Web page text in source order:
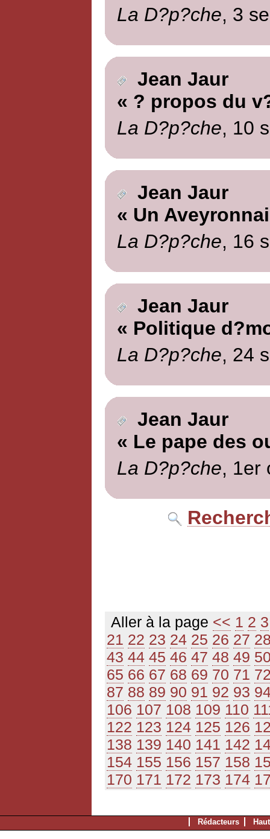
La D?p?che, 3
Jean Jaur
« ? propos du
La D?p?che, 10
Jean Jaur
« Un
La D?p?che, 16
Jean Jaur
« Politique
La D?p?che, 24
Jean Jaur
« Le pape des
La D?p?che, 1er
Aller à la page << 1 2 3
21 22 23 24 25 26 27
43 44 45 46 47 48 49
65 66 67 68 69 70 71
87 88 89 90 91 92 93
106 107 108 109 110
122 123 124 125 126
138 139 140 141 142
154 155 156 157 158
170 171 172 173 174
Rédacteurs